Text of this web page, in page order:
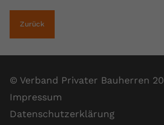
Zurück
© Verband Privater Bauherren
Impressum
Datenschutzerklärung
Zweck